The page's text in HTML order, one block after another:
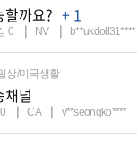
할까요? + 1
0 NV b**ukdoll31****
상/미국생활
채널
CA y**seongko****